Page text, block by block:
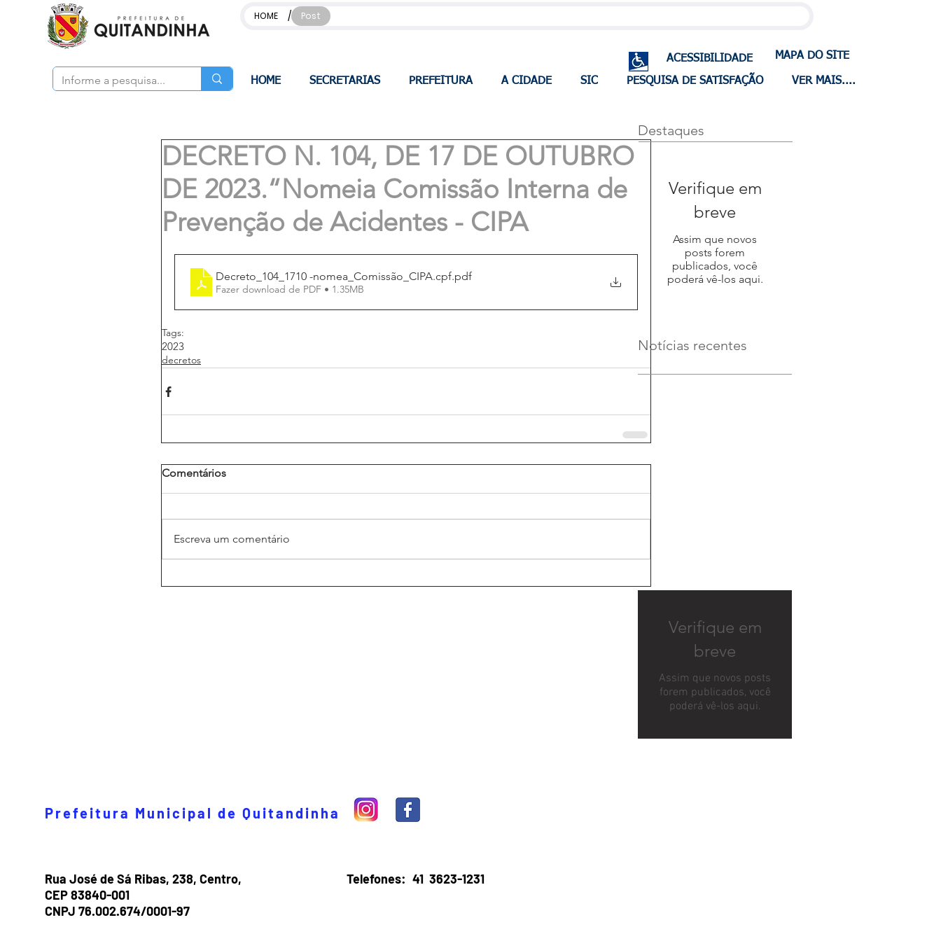
HOME / Post
ACESSIBILIDADE MAPA DO SITE
HOME SECRETARIAS PREFEITURA A CIDADE SIC PESQUISA DE SATISFAÇÃO VER MAIS....
DECRETO N. 104, DE 17 DE OUTUBRO
DE 2023.“Nomeia Comissão Interna de
Prevenção de Acidentes - CIPA
Decreto_104_1710 -nomea_Comissão_CIPA.cpf.pdf
Fazer download de PDF • 1.35MB
Tags:
2023
decretos
Comentários
Escreva um comentário
Destaques
Verifique em
breve
Assim que novos
posts forem
publicados, você
poderá vê-los aqui.
Notícias recentes
Verifique em
breve
Assim que novos posts
forem publicados, você
poderá vê-los aqui.
Prefeitura Municipal de Quitandinha
Rua José de Sá Ribas, 238, Centro,
CEP 83840-001
CNPJ 76.002.674/0001-97
Telefones: 41 3623-1231